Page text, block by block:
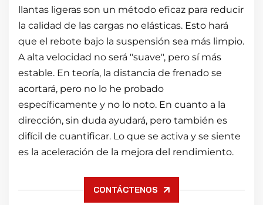
llantas ligeras son un método eficaz para reducir
la calidad de las cargas no elásticas. Esto hará
que el rebote bajo la suspensión sea más limpio.
A alta velocidad no será "suave", pero sí más
estable. En teoría, la distancia de frenado se
acortará, pero no lo he probado
específicamente y no lo noto. En cuanto a la
dirección, sin duda ayudará, pero también es
difícil de cuantificar. Lo que se activa y se siente
es la aceleración de la mejora del rendimiento.
CONTÁCTENOS